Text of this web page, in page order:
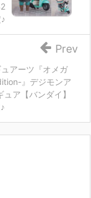
ュアーツ『オメガ
』デジモンア
ア【バンダイ】
Prev